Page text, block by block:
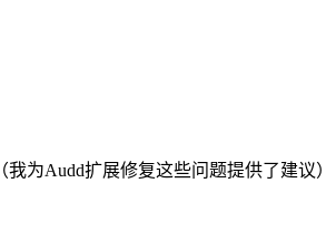
我为Audd扩展修复这些问题提供了建议）